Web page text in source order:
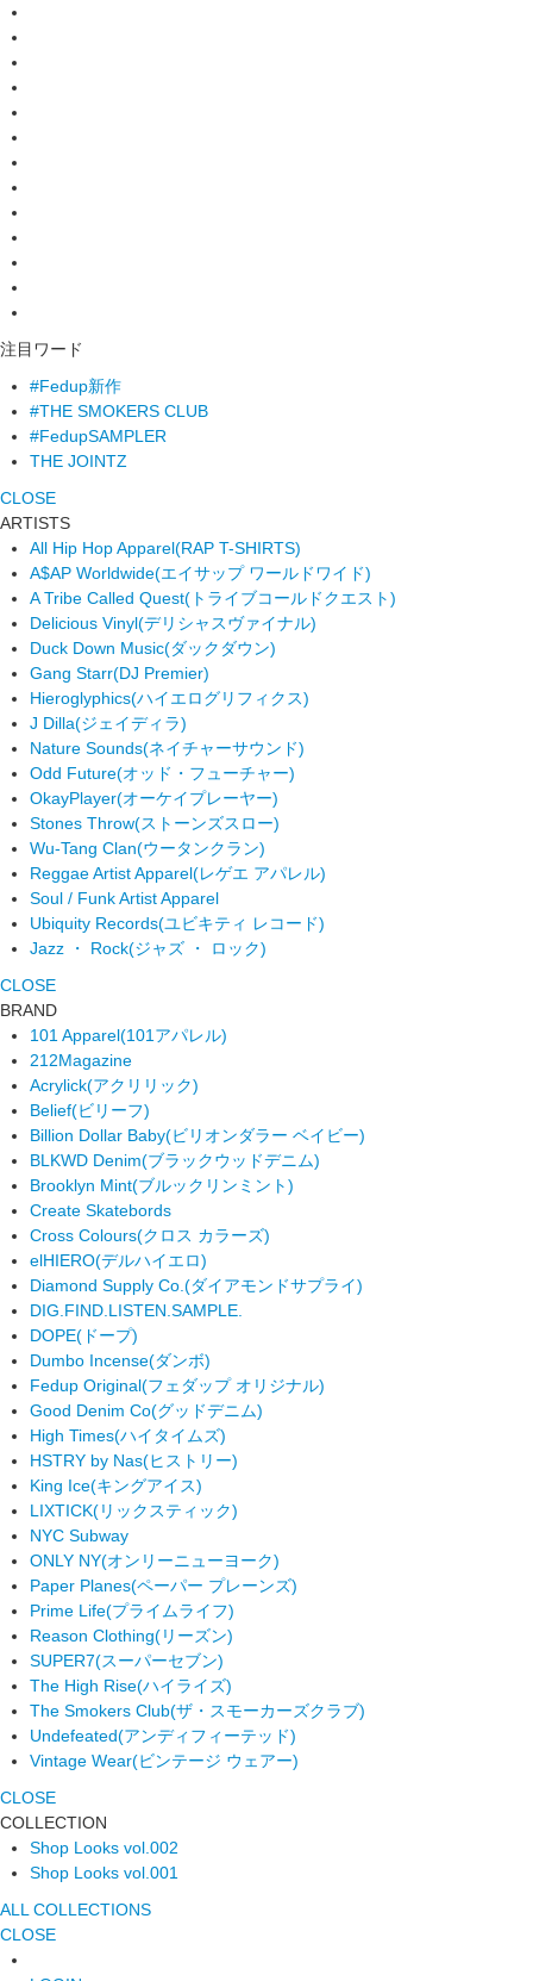
注目ワード
#Fedup新作
#THE SMOKERS CLUB
#FedupSAMPLER
THE JOINTZ
CLOSE
ARTISTS
All Hip Hop Apparel(RAP T-SHIRTS)
A$AP Worldwide(エイサップ ワールドワイド)
A Tribe Called Quest(トライブコールドクエスト)
Delicious Vinyl(デリシャスヴァイナル)
Duck Down Music(ダックダウン)
Gang Starr(DJ Premier)
Hieroglyphics(ハイエログリフィクス)
J Dilla(ジェイディラ)
Nature Sounds(ネイチャーサウンド)
Odd Future(オッド・フューチャー)
OkayPlayer(オーケイプレーヤー)
Stones Throw(ストーンズスロー)
Wu-Tang Clan(ウータンクラン)
Reggae Artist Apparel(レゲエ アパレル)
Soul / Funk Artist Apparel
Ubiquity Records(ユビキティ レコード)
Jazz ・ Rock(ジャズ ・ ロック)
CLOSE
BRAND
101 Apparel(101アパレル)
212Magazine
Acrylick(アクリリック)
Belief(ビリーフ)
Billion Dollar Baby(ビリオンダラー ベイビー)
BLKWD Denim(ブラックウッドデニム)
Brooklyn Mint(ブルックリンミント)
Create Skatebords
Cross Colours(クロス カラーズ)
elHIERO(デルハイエロ)
Diamond Supply Co. (ダイアモンドサプライ)
DIG.FIND.LISTEN.SAMPLE.
DOPE(ドープ)
Dumbo Incense(ダンボ)
Fedup Original(フェダップ オリジナル)
Good Denim Co(グッドデニム)
High Times(ハイタイムズ)
HSTRY by Nas(ヒストリー)
King Ice(キングアイス)
LIXTICK(リックスティック)
NYC Subway
ONLY NY(オンリーニューヨーク)
Paper Planes(ペーパー プレーンズ)
Prime Life(プライムライフ)
Reason Clothing(リーズン)
SUPER7(スーパーセブン)
The High Rise(ハイライズ)
The Smokers Club(ザ・スモーカーズクラブ)
Undefeated(アンディフィーテッド)
Vintage Wear(ビンテージ ウェアー)
CLOSE
COLLECTION
Shop Looks vol.002
Shop Looks vol.001
ALL COLLECTIONS
CLOSE